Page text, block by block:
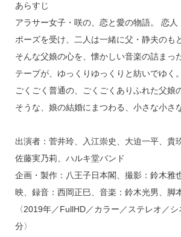
あらすじ
アラサー女子・咲の、恋と愛の物語。 恋人
ポーズを受け、二人は一緒に父・静夫のも
そんな父娘の心を、懐かしい音楽の詰まっ
テープが、ゆっくりゆっくりと紡いでゆく。
ごくごく普通の、ごくごくありふれた父娘
そうな、娘の結婚にまつわる、小さな小さ
出演者：菅井玲、入江崇史、大迫一平、貴
佐藤実乃莉、ハルキ堂バンド
企画・製作：八王子日本閣、撮影：鈴木雅
映、録音：西岡正巳、音楽：鈴木光男、脚
〈2019年／FullHD／カラー／ステレオ／
分〉